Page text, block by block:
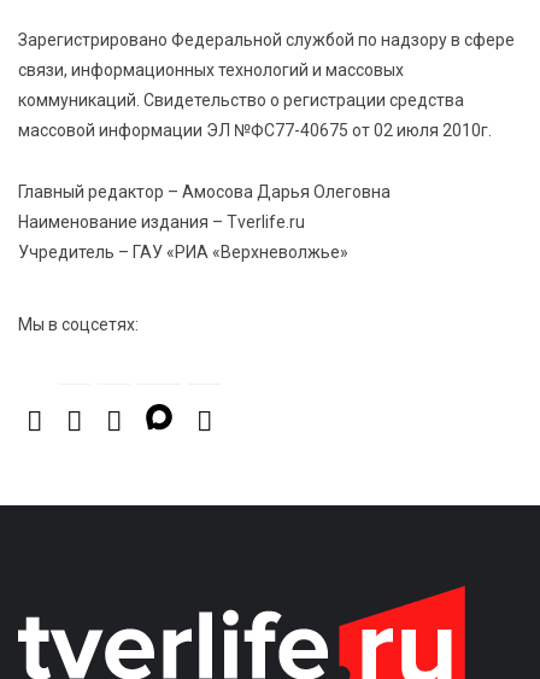
Уйти красиво: как жители Твери расстаются с
работодателями
В Твери обновили отделение гнойной хирургии
Зарегистрировано Федеральной службой по надзору в сфере
связи, информационных технологий и массовых
коммуникаций. Свидетельство о регистрации средства
массовой информации ЭЛ №ФС77-40675 от 02 июля 2010г.
Главный редактор – Амосова Дарья Олеговна
Наименование издания – Tverlife.ru
Учредитель – ГАУ «РИА «Верхневолжье»
Мы в соцсетях: